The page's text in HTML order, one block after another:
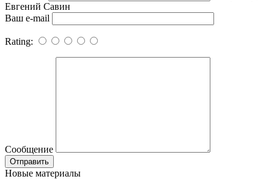
Евгений Савин
Ваш e-mail
Rating:
Сообщение
Новые материалы